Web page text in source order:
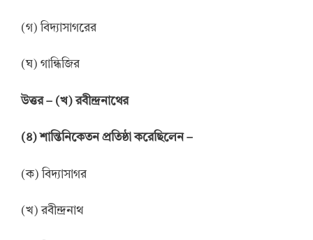
(গ) বিদ্যাসাগরের
(ঘ) গান্ধিজির
উত্তর– (খ) রবীন্দ্রনাথের
(৪)শান্তিনিকেতন প্রতিষ্ঠা করেছিলেন–
(ক) বিদ্যাসাগর
(খ) রবীন্দ্রনাথ